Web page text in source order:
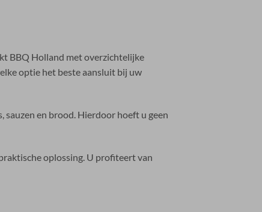
BBQ Holland met overzichtelijke
optie het beste aansluit bij uw
en brood. Hierdoor hoeft u geen
oplossing. U profiteert van